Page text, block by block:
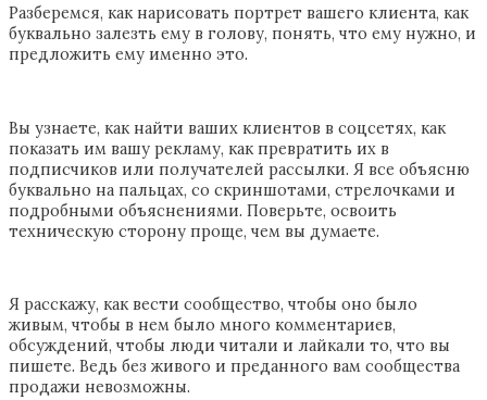
Разберемся, как нарисовать портрет вашего клиента, как
буквально залезть ему в голову, понять, что ему нужно, и
предложить ему именно это.
Вы узнаете, как найти ваших клиентов в соцсетях, как
показать им вашу рекламу, как превратить их в
подписчиков или получателей рассылки. Я все объясню
буквально на пальцах, со скриншотами, стрелочками и
подробными объяснениями. Поверьте, освоить
техническую сторону проще, чем вы думаете.
Я расскажу, как вести сообщество, чтобы оно было
живым, чтобы в нем было много комментариев,
обсуждений, чтобы люди читали и лайкали то, что вы
пишете. Ведь без живого и преданного вам сообщества
продажи невозможны.